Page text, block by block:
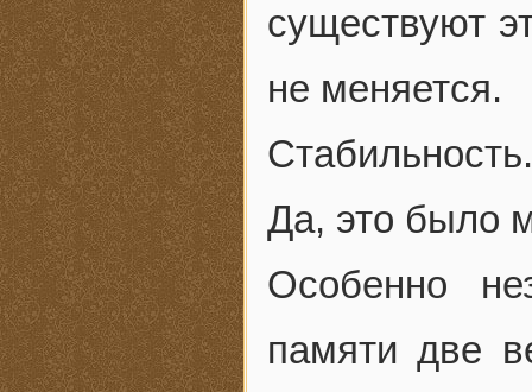
существуют
не меняется.
Да, это было
Особенно
памяти две